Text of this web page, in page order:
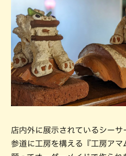
店内外に展示されているシー
参道に工房を構える『工房アマ